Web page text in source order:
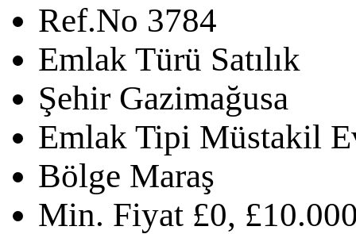
Ref.No 3784
Emlak Türü Satılık
Şehir Gazimağusa
Emlak Tipi Müstakil
Bölge Maraş
Min. Fiyat £0,